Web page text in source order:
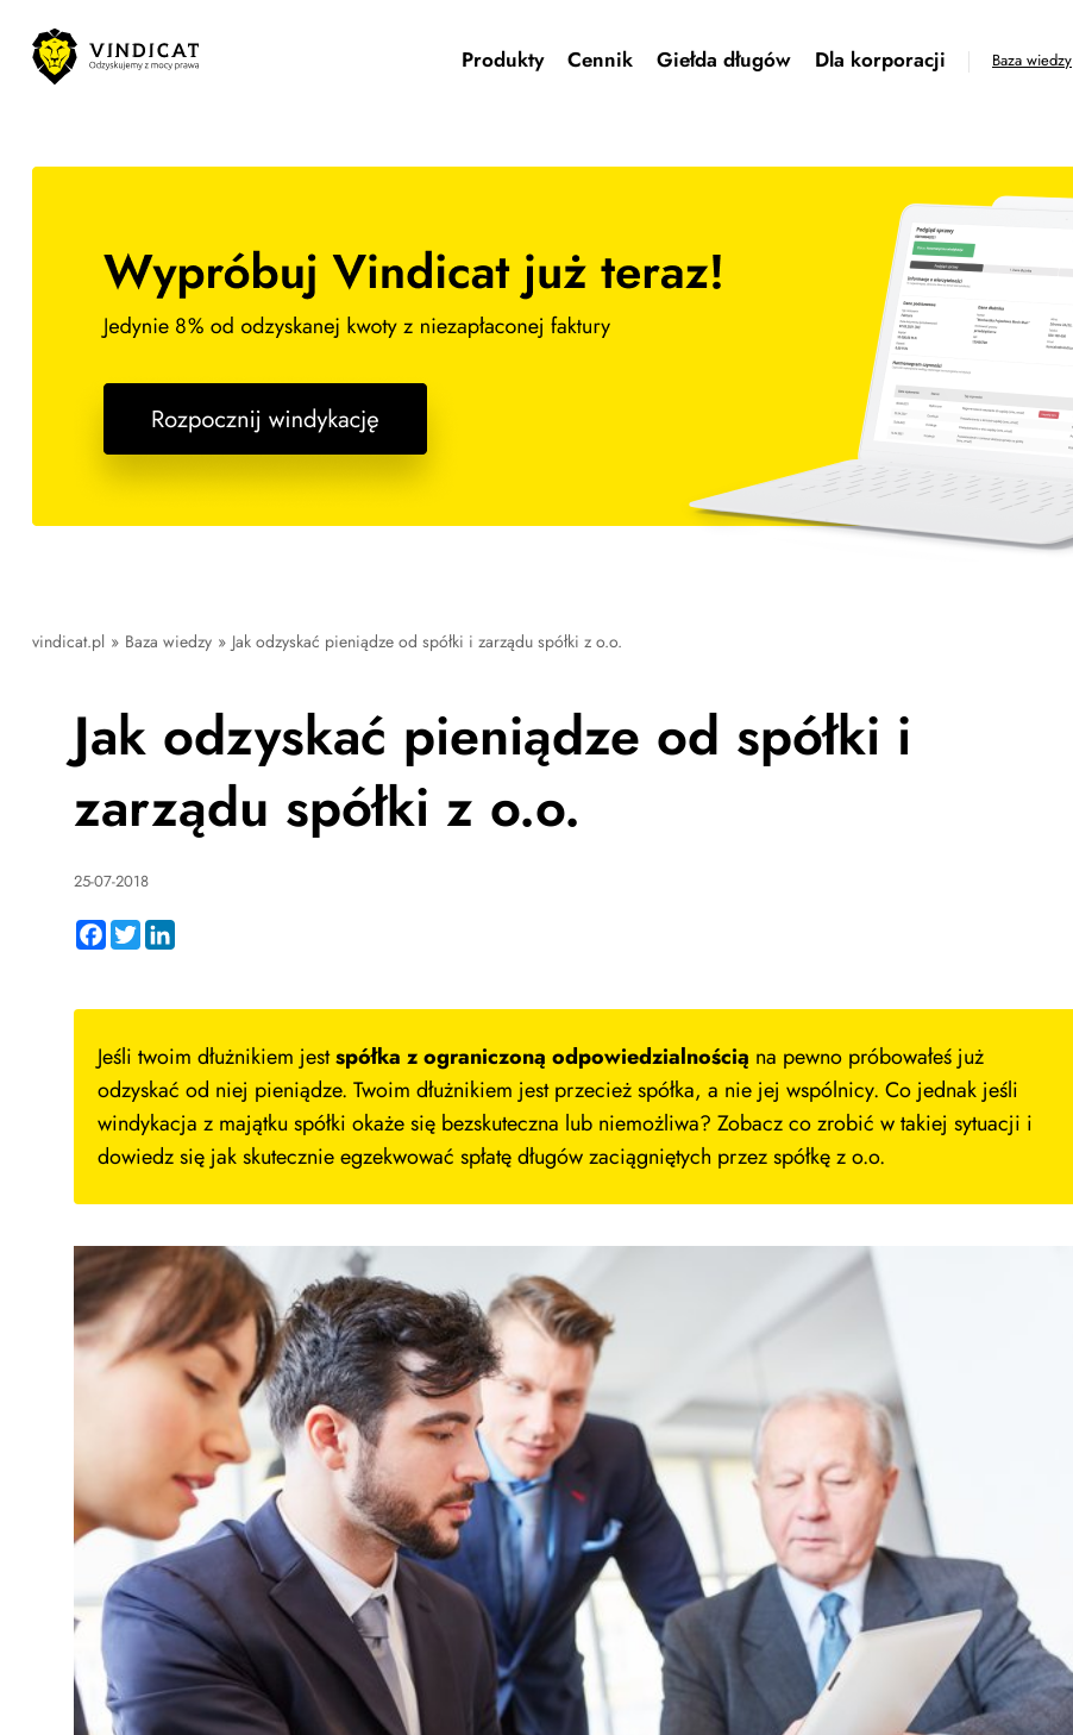
Produkty Cennik Giełda długów Dla korporacji Baza wiedzy
vindicat.pl » Baza wiedzy » Jak odzyskać pieniądze od spółki i zarządu spółki z o.o.
Jak odzyskać pieniądze od spółki i
zarządu spółki z o.o.
25-07-2018
Facebook
Twitter
Jeśli twoim dłużnikiem jestspółka z ograniczoną odpowiedzialnością na pewno próbowałeś już
odzyskać od niej pieniądze. Twoim dłużnikiem jest przecież spółka, a nie jej wspólnicy. Co jednak jeśli
windykacja z majątku spółki okaże się bezskuteczna lub niemożliwa? Zobacz co zrobić w takiej sytuacji i
dowiedz się jak skutecznie egzekwować spłatę długów zaciągniętych przez spółkę z o.o.